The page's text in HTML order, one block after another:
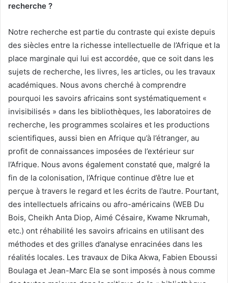
recherche ?
Notre recherche est partie du contraste qui existe depuis
des siècles entre la richesse intellectuelle de l’Afrique et la
place marginale qui lui est accordée, que ce soit dans les
sujets de recherche, les livres, les articles, ou les travaux
académiques. Nous avons cherché à comprendre
pourquoi les savoirs africains sont systématiquement «
invisibilisés » dans les bibliothèques, les laboratoires de
recherche, les programmes scolaires et les productions
scientifiques, aussi bien en Afrique qu’à l’étranger, au
profit de connaissances imposées de l’extérieur sur
l’Afrique. Nous avons également constaté que, malgré la
fin de la colonisation, l’Afrique continue d’être lue et
perçue à travers le regard et les écrits de l’autre. Pourtant,
des intellectuels africains ou afro-américains (WEB Du
Bois, Cheikh Anta Diop, Aimé Césaire, Kwame Nkrumah,
etc.) ont réhabilité les savoirs africains en utilisant des
méthodes et des grilles d’analyse enracinées dans les
réalités locales. Les travaux de Dika Akwa, Fabien Eboussi
Boulaga et Jean-Marc Ela se sont imposés à nous comme